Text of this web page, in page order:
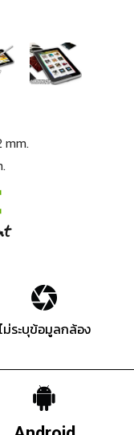
mm.
ม่ระบุข้อมูลกล้อง